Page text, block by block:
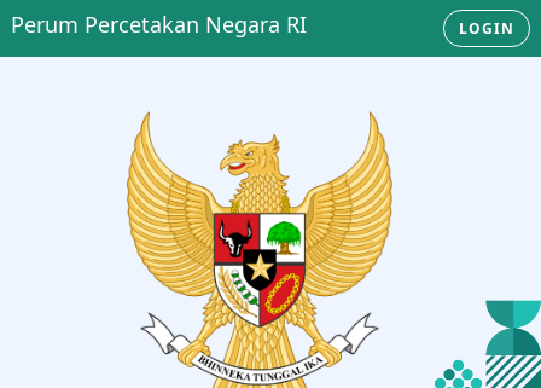
Perum Percetakan Negara RI LOGIN